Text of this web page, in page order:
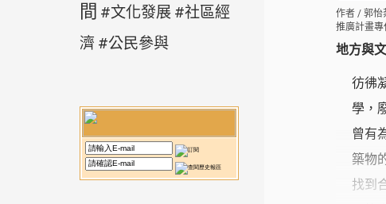
地方與
作者 / 郭怡
推廣計畫專
彷彿
學，
曾有
築物
找到
間
文化發展
社區經
濟
公民參與